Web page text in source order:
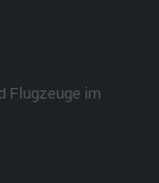
Flugzeuge im